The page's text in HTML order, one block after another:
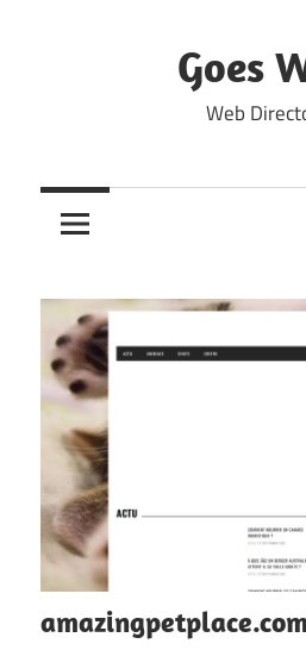
Goes
Web
amazingpetplace.com